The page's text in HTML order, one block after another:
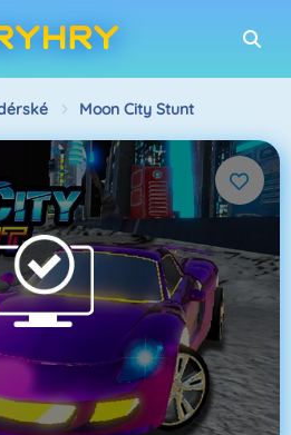
Moon City Stunt